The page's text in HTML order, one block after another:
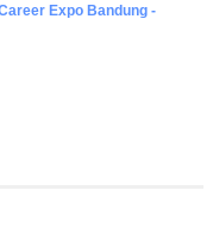
Expo Bandung -